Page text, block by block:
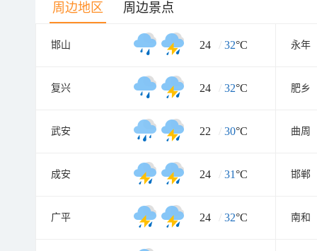
周边地区 周边景点
邯山 24 / 32°C 永年
复兴 24 / 32°C 肥乡
武安 22 / 30°C 曲周
成安 24 / 31°C 邯郸
广平 24 / 32°C 南和